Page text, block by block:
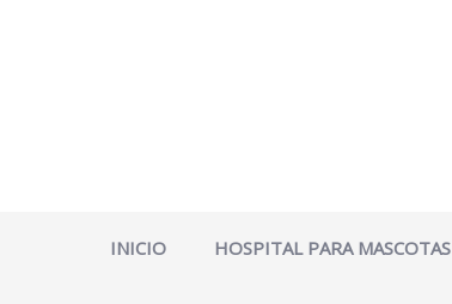
INICIO HOSPITAL PARA MASCOTAS